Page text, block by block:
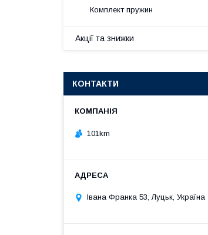
Комплект пружин
Акції та знижки
КОНТАКТИ
101km
Івана Франка 53, Луцьк, Україна